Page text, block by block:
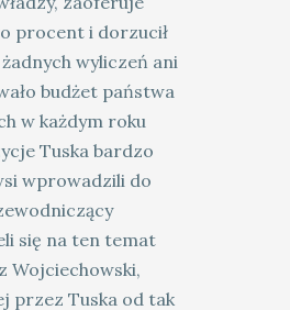
procent i dorzucił
wyliczeń ani
budżet państwa
w każdym roku
Tuska bardzo
wprowadzili do
się na ten temat
Wojciechowski,
przez Tuska od tak